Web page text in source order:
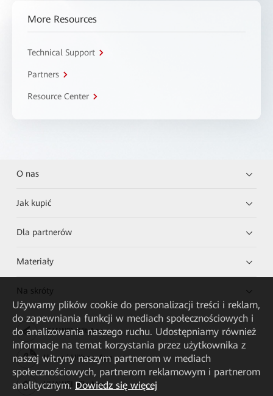
More Resources
Technical Support
Partners
Resource Center
O nas
Jak kupić
Dla partnerów
Materiały
Na skróty
HUAWEI eKit App
Huawei HiKnow App
HUAWEI eFly App
Używamy plików cookie do personalizacji treści i reklam,
do zapewniania funkcji w mediach społecznościowych i
do analizowania naszego ruchu. Udostępniamy również
informacje na temat korzystania przez użytkownika z
naszej witryny naszym partnerom w mediach
społecznościowych, partnerom reklamowym i partnerom
analitycznym. Dowiedz się więcej